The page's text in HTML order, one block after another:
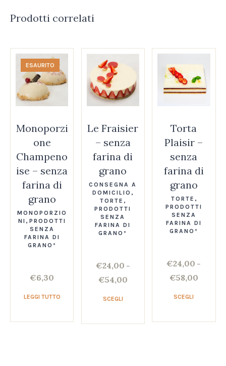
Prodotti correlati
ESAURITO
Monoporzi
one
Champeno
ise – senza
farina di
grano
MONOPORZIO
NI , PRODOTTI
SENZA
FARINA DI
GRANO*
€6,30
LEGGI TUTTO
Le Fraisier
– senza
farina di
grano
CONSEGNA A
DOMICILIO ,
TORTE ,
PRODOTTI
SENZA
FARINA DI
GRANO*
€24,00 –
€54,00
SCEGLI
Torta
Plaisir –
senza
farina di
grano
TORTE ,
PRODOTTI
SENZA
FARINA DI
GRANO*
€24,00 –
€58,00
SCEGLI